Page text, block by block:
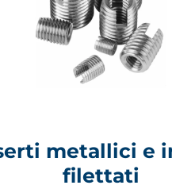
metallici e
filettati